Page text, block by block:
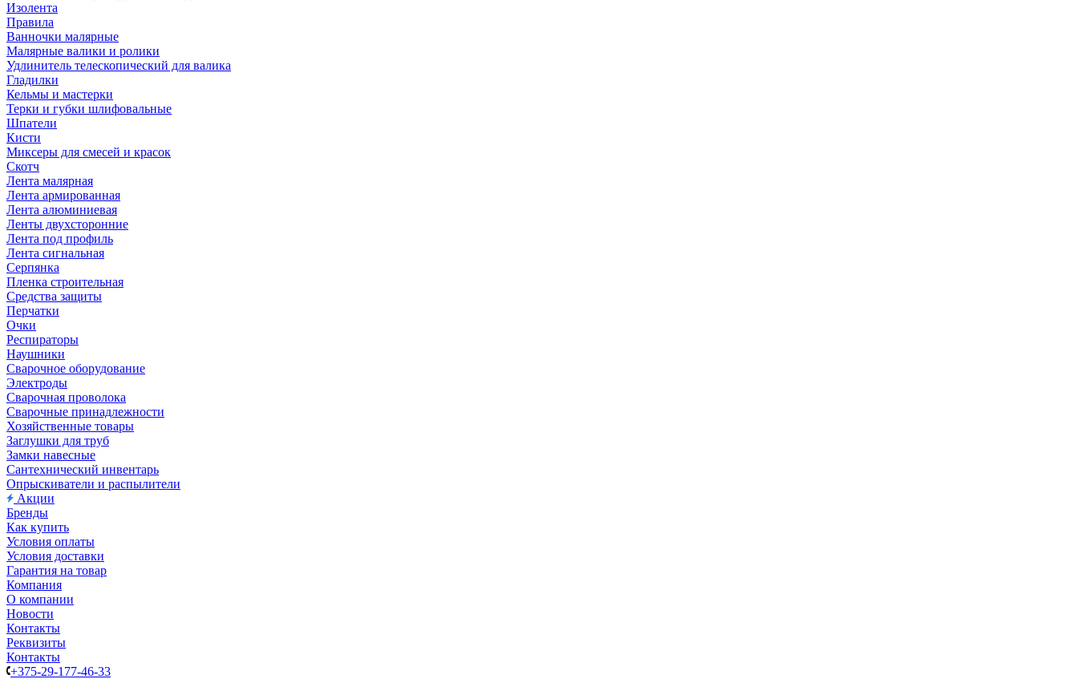
Изолента
Правила
Ванночки малярные
Малярные валики и ролики
Удлинитель телескопический для валика
Гладилки
Кельмы и мастерки
Терки и губки шлифовальные
Шпатели
Кисти
Миксеры для смесей и красок
Скотч
Лента малярная
Лента армированная
Лента алюминиевая
Ленты двухсторонние
Лента под профиль
Лента сигнальная
Серпянка
Пленка строительная
Средства защиты
Перчатки
Очки
Респираторы
Наушники
Сварочное оборудование
Электроды
Сварочная проволока
Сварочные принадлежности
Хозяйственные товары
Заглушки для труб
Замки навесные
Сантехнический инвентарь
Опрыскиватели и распылители
Акции
Бренды
Как купить
Условия оплаты
Условия доставки
Гарантия на товар
Компания
О компании
Новости
Контакты
Реквизиты
Контакты
+375-29-177-46-33